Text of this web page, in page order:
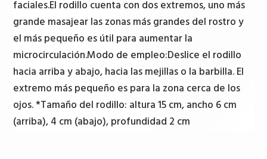
faciales.El rodillo cuenta con dos extremos, uno más
grande masajear las zonas más grandes del rostro y
el más pequeño es útil para aumentar la
microcirculación.Modo de empleo:Deslice el rodillo
hacia arriba y abajo, hacia las mejillas o la barbilla. El
extremo más pequeño es para la zona cerca de los
ojos. *Tamaño del rodillo: altura 15 cm, ancho 6 cm
(arriba), 4 cm (abajo), profundidad 2 cm